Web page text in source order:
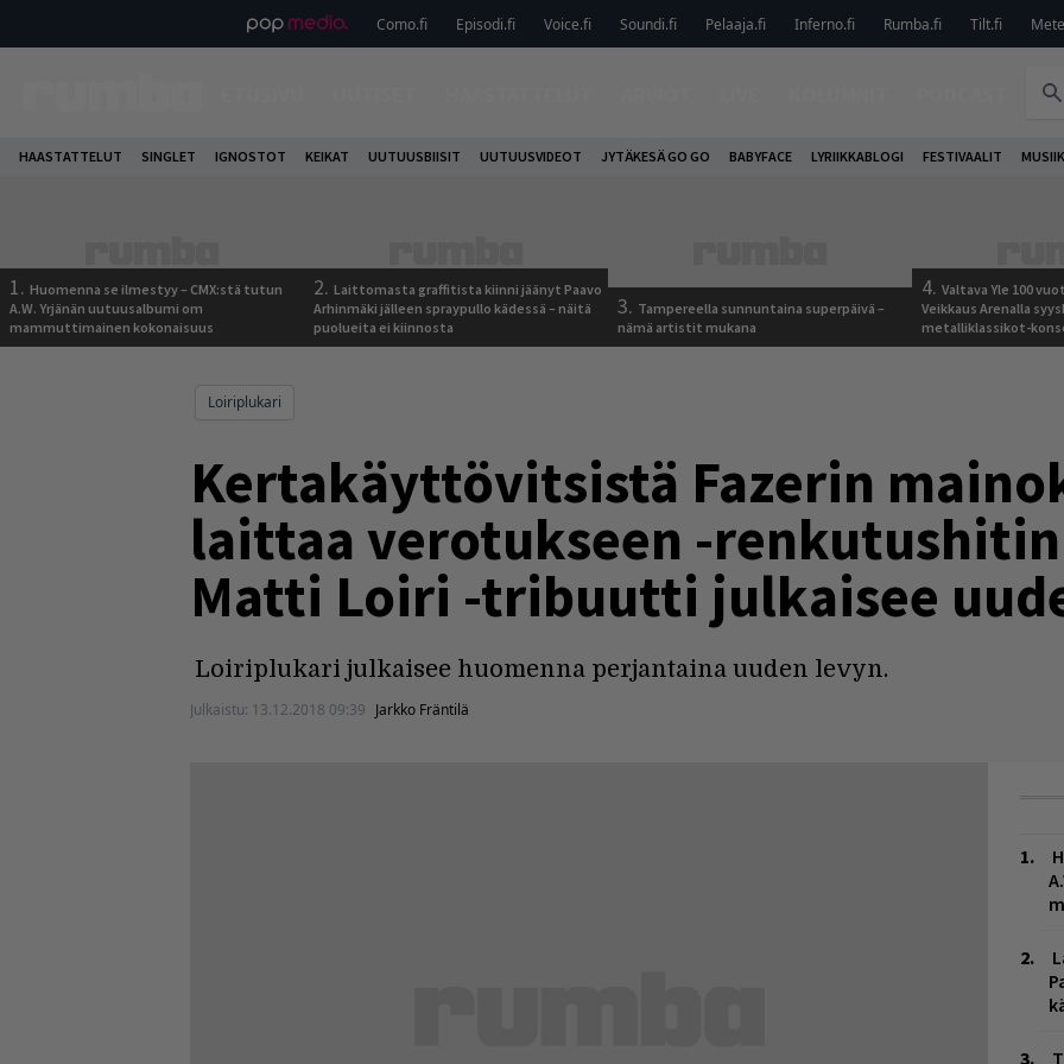
Como.fi Episodi.fi Voice.fi Soundi.fi Pelaaja.fi Inferno.fi Rumba.fi Tilt.fi
HAASTATTELUT SINGLET IGNOSTOT KEIKAT UUTUUSBIISIT UUTUUSVIDEOT JYTÄKESÄ GO GO BABYFACE LYRIIKKABLOGI FESTIVAALIT
1. Huomenna se ilmestyy – CMX:stä tutun
A.W. Yrjänän uutuusalbumi om
mammuttimainen kokonaisuus
2. Laittomasta graffitista kiinni jäänyt Paavo
Arhinmäki jälleen spraypullo kädessä – näitä
puolueita ei kiinnosta
3. Tampereella sunnuntaina superpäivä –
nämä artistit mukana
4. Valtava Yle 100
Veikkaus Arenalla
metalliklassikot-
Loiriplukari
Kertakäyttövitsistä Fazerin
laittaa verotukseen -
Matti Loiri -tribuutti julkaisee
Loiriplukari julkaisee huomenna perjantaina uuden levyn.
Julkaistu: 13.12.2018 09:39 Jarkko Fräntilä